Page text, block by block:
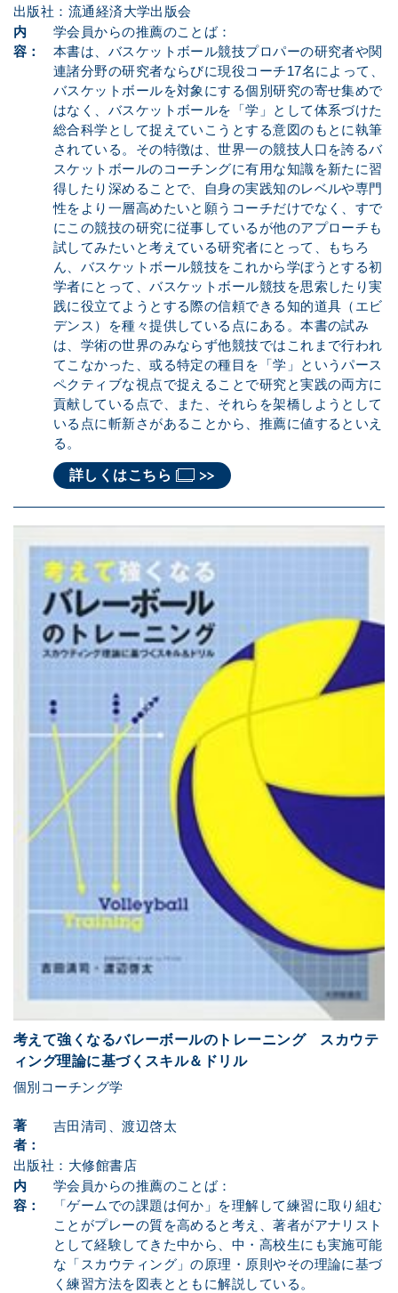
出版社：流通経済大学出版会
内
容：
学会員からの推薦のことば：
本書は、バスケットボール競技プロパーの研究者や関
連諸分野の研究者ならびに現役コーチ17名によって、
バスケットボールを対象にする個別研究の寄せ集めで
はなく、バスケットボールを「学」として体系づけた
総合科学として捉えていこうとする意図のもとに執筆
されている。その特徴は、世界一の競技人口を誇るバ
スケットボールのコーチングに有用な知識を新たに習
得したり深めることで、自身の実践知のレベルや専門
性をより一層高めたいと願うコーチだけでなく、すで
にこの競技の研究に従事しているが他のアプローチも
試してみたいと考えている研究者にとって、もちろ
ん、バスケットボール競技をこれから学ぼうとする初
学者にとって、バスケットボール競技を思索したり実
践に役立てようとする際の信頼できる知的道具（エビ
デンス）を種々提供している点にある。本書の試み
は、学術の世界のみならず他競技ではこれまで行われ
てこなかった、或る特定の種目を「学」というパース
ペクティブな視点で捉えることで研究と実践の両方に
貢献している点で、また、それらを架橋しようとして
いる点に斬新さがあることから、推薦に値するといえ
る。
詳しくはこちら
考えて強くなるバレーボールのトレーニング スカウテ
ィング理論に基づくスキル＆ドリル
個別コーチング学
著
者：
吉田清司、渡辺啓太
出版社：大修館書店
内
容：
学会員からの推薦のことば：
「ゲームでの課題は何か」を理解して練習に取り組む
ことがプレーの質を高めると考え、著者がアナリスト
として経験してきた中から、中・高校生にも実施可能
な「スカウティング」の原理・原則やその理論に基づ
く練習方法を図表とともに解説している。